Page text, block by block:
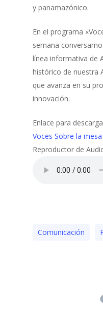
y panamazónico.
En el programa
semana
línea informativa de
histórico de nuestra
que avanza en su
innovación.
Enlace para
Voces Sobre la
Reproductor de
Comunicación